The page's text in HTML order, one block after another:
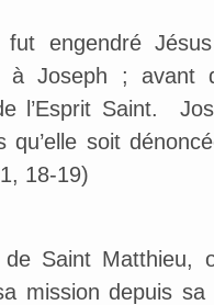
engendré
à Joseph ; avant
l’Esprit Saint.
soit
18-19)
Saint Matthieu,
mission depuis